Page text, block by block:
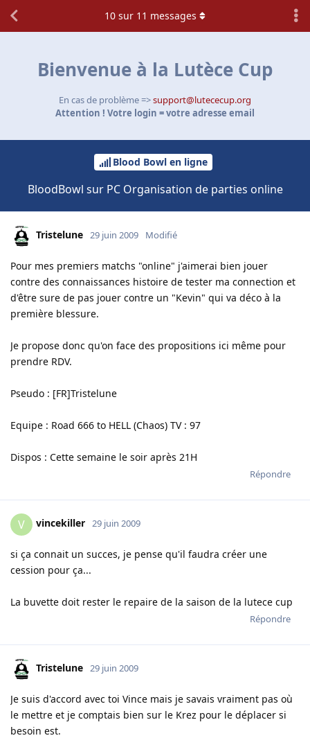
Bienvenue à la Lutèce Cup
En cas de problème =>support@lutececup.org
Attention ! Votre login = votre adresse email
Blood Bowl en ligne
BloodBowl sur PC Organisation de parties online
10 sur 11 messages
Tristelune 29 juin 2009 Modifié
Pour mes premiers matchs "online" j'aimerai bien jouer
contre des connaissances histoire de tester ma connection et
d'être sure de pas jouer contre un "Kevin" qui va déco à la
première blessure.
Je propose donc qu'on face des propositions ici même pour
prendre RDV.
Pseudo : [FR]Tristelune
Equipe : Road 666 to HELL (Chaos) TV : 97
Dispos : Cette semaine le soir après 21H
Répondre
V vincekiller 29 juin 2009
si ça connait un succes, je pense qu'il faudra créer une
cession pour ça...
La buvette doit rester le repaire de la saison de la lutece cup
Répondre
Tristelune 29 juin 2009
Je suis d'accord avec toi Vince mais je savais vraiment pas où
le mettre et je comptais bien sur le Krez pour le déplacer si
besoin est.